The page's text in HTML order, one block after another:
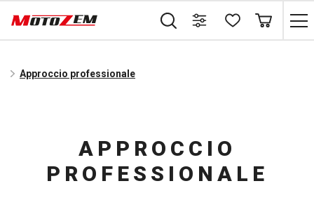
Approccio professionale
APPROCCIO
PROFESSIONALE